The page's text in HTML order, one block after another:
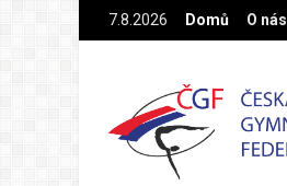
Na hlavní obsah7.8.2026 Domů O nás